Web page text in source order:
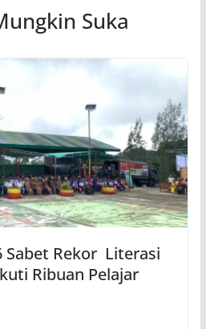
Suka
Sabet Rekor Literasi
Ribuan Pelajar